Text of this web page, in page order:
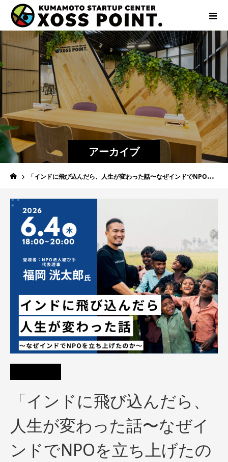
アーカイブ
「インドに飛び込んだら、人生が変わった話〜なぜインドでNPOを立ち上げたのか〜」
「インドに飛び込んだら、
人生が変わった話〜なぜイ
ンドでNPOを立ち上げたの